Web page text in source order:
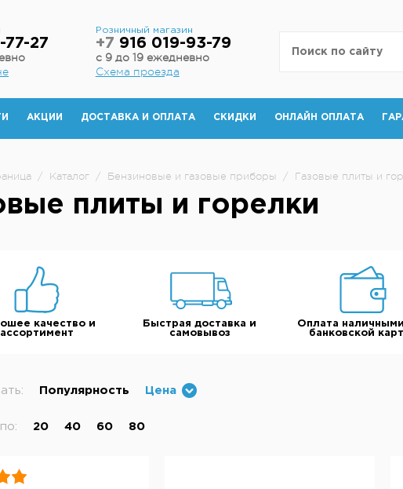
77-27
Розничный магазин
+7 916 019-93-79
с 9 до 19 ежедневно
Схема проезда
АКЦИИ ДОСТАВКА И ОПЛАТА СКИДКИ ОНЛАЙН ОПЛАТА
/ Каталог / Бензиновые и газовые приборы / Газовые плиты и
плиты и горелки
качество и
ассортимент
Быстрая доставка и
самовывоз
Оплата
банковской
Популярность Цена
20 40 60 80